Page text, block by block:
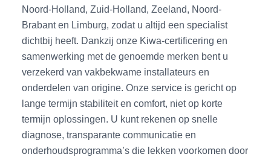
Noord-Holland, Zuid-Holland, Zeeland, Noord-
Brabant en Limburg, zodat u altijd een specialist
dichtbij heeft. Dankzij onze Kiwa-certificering en
samenwerking met de genoemde merken bent u
verzekerd van vakbekwame installateurs en
onderdelen van origine. Onze service is gericht op
lange termijn stabiliteit en comfort, niet op korte
termijn oplossingen. U kunt rekenen op snelle
diagnose, transparante communicatie en
onderhoudsprogramma’s die lekken voorkomen door